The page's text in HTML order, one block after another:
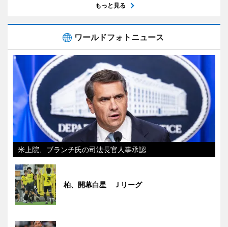
もっと見る
ワールドフォトニュース
米上院、ブランチ氏の司法長官人事承認
柏、開幕白星 Ｊリーグ